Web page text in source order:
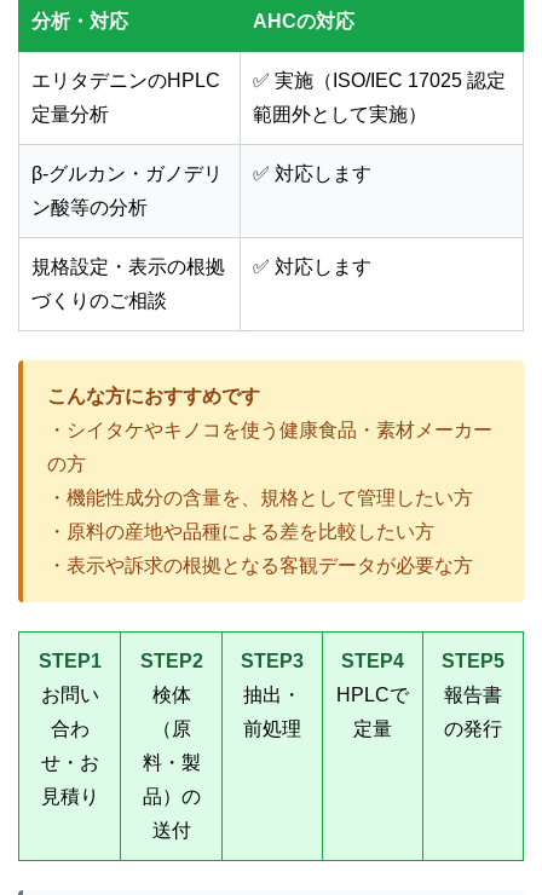
分析・対応 AHCの対応
エリタデニンのHPLC
定量分析
✅ 実施（ISO/IEC 17025 認定
範囲外として実施）
β-グルカン・ガノデリ
ン酸等の分析
✅ 対応します
規格設定・表示の根拠
づくりのご相談
✅ 対応します
こんな方におすすめです
・シイタケやキノコを使う健康食品・素材メーカー
の方
・機能性成分の含量を、規格として管理したい方
・原料の産地や品種による差を比較したい方
・表示や訴求の根拠となる客観データが必要な方
STEP1
お問い
合わ
せ・お
見積り
STEP2
検体
（原
料・製
品）の
送付
STEP3
抽出・
前処理
STEP4
HPLCで
定量
STEP5
報告書
の発行